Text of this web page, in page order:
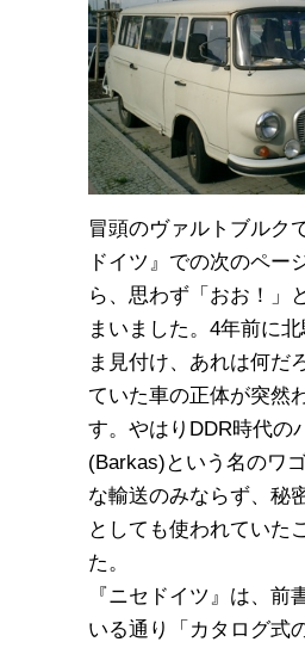
冒頭のヴァルトブルク
ドイツ』での次のペー
ら、思わず「おお！」
まいました。4年前に
ま見付け、あれは何だ
ていた車の正体が突然
す。やはりDDR時代の
(Barkas)という名のワ
な輸送のみならず、秘
としても使われていた
た。
『ニセドイツ』は、前
いる通り「カタログ式